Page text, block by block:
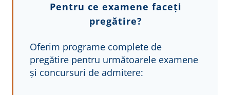
Pentru ce examene faceți
pregătire?
Oferim programe complete de
pregătire pentru următoarele examene
și concursuri de admitere: